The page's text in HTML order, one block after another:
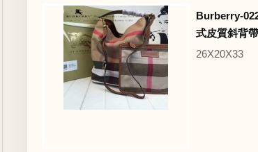
Burberry-
式皮質斜背
26X20X33